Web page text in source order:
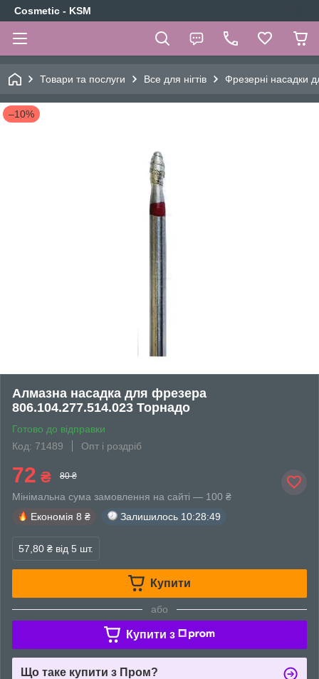
Cosmetic - KSM
Товари та послуги Все для нігтів Фрезерні насадки
–10%
Алмазна насадка для фрезера
806.104.277.514.023 Торнадо
Готово до відправки
Код: 71489
Опт і роздріб
72 ₴ 80 ₴
Мінімальна сума замовлення на сайті — 100 ₴
Економія 8 ₴ Залишилось 10:28:49
57,80 ₴ від 5 шт.
Купити
або
Купити з
Що таке купити з Пром?